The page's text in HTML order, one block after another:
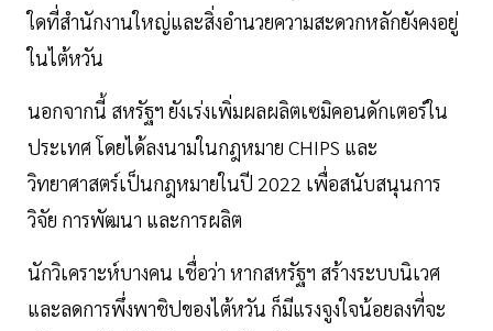
ใดที่สำนักงานใหญ่และสิ่งอำนวยความสะดวกหลักยังคงอยู่
ในไต้หวัน
นอกจากนี้ สหรัฐฯ ยังเร่งเพิ่มผลผลิตเซมิคอนดักเตอร์ใน
ประเทศ โดยได้ลงนามในกฎหมาย CHIPS และ
วิทยาศาสตร์เป็นกฎหมายในปี 2022 เพื่อสนับสนุนการ
วิจัย การพัฒนา และการผลิต
นักวิเคราะห์บางคน เชื่อว่า หากสหรัฐฯ สร้างระบบนิเวศ
และลดการพึ่งพาชิปของไต้หวัน ก็มีแรงจูงใจน้อยลงที่จะ